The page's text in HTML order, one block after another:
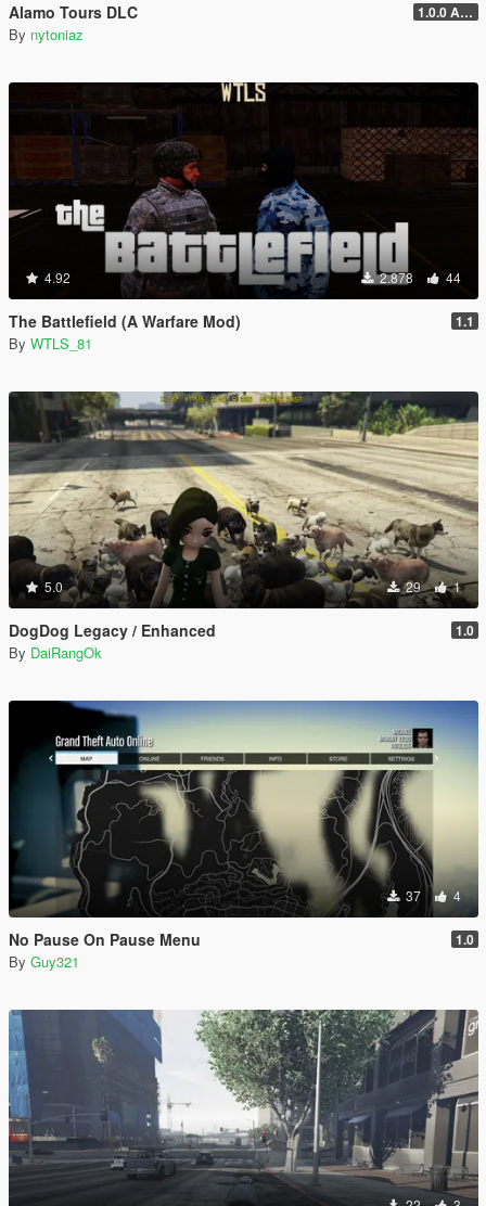
Alamo Tours DLC 1.0.0 Alpha
By nytoniaz
4.92 2.878 44
The Battlefield (A Warfare Mod) 1.1
By WTLS_81
5.0 29 1
DogDog Legacy / Enhanced 1.0
By DaiRangOk
37 4
No Pause On Pause Menu 1.0
By Guy321